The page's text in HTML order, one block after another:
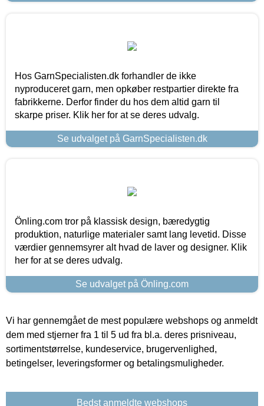
Hos GarnSpecialisten.dk forhandler de ikke
nyproduceret garn, men opkøber restpartier direkte fra
fabrikkerne. Derfor finder du hos dem altid garn til
skarpe priser. Klik her for at se deres udvalg.
Se udvalget på GarnSpecialisten.dk
Önling.com tror på klassisk design, bæredygtig
produktion, naturlige materialer samt lang levetid. Disse
værdier gennemsyrer alt hvad de laver og designer. Klik
her for at se deres udvalg.
Se udvalget på Önling.com
Vi har gennemgået de mest populære webshops og anmeldt
dem med stjerner fra 1 til 5 ud fra bl.a. deres prisniveau,
sortimentstørrelse, kundeservice, brugervenlighed,
betingelser, leveringsformer og betalingsmuligheder.
Bedst anmeldte webshops